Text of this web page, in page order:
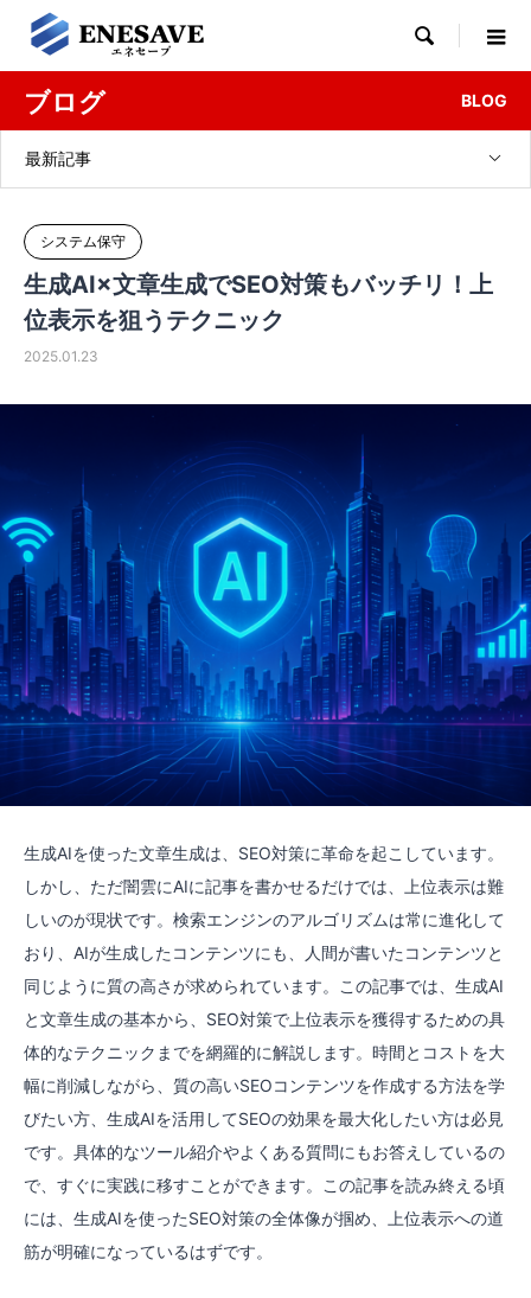

ブログ BLOG
最新記事
システム保守
生成AI×文章生成でSEO対策もバッチリ！上
位表示を狙うテクニック
2025.01.23
生成AIを使った文章生成は、SEO対策に革命を起こしています。
しかし、ただ闇雲にAIに記事を書かせるだけでは、上位表示は難
しいのが現状です。検索エンジンのアルゴリズムは常に進化して
おり、AIが生成したコンテンツにも、人間が書いたコンテンツと
同じように質の高さが求められています。この記事では、生成AI
と文章生成の基本から、SEO対策で上位表示を獲得するための具
体的なテクニックまでを網羅的に解説します。時間とコストを大
幅に削減しながら、質の高いSEOコンテンツを作成する方法を学
びたい方、生成AIを活用してSEOの効果を最大化したい方は必見
です。具体的なツール紹介やよくある質問にもお答えしているの
で、すぐに実践に移すことができます。この記事を読み終える頃
には、生成AIを使ったSEO対策の全体像が掴め、上位表示への道
筋が明確になっているはずです。